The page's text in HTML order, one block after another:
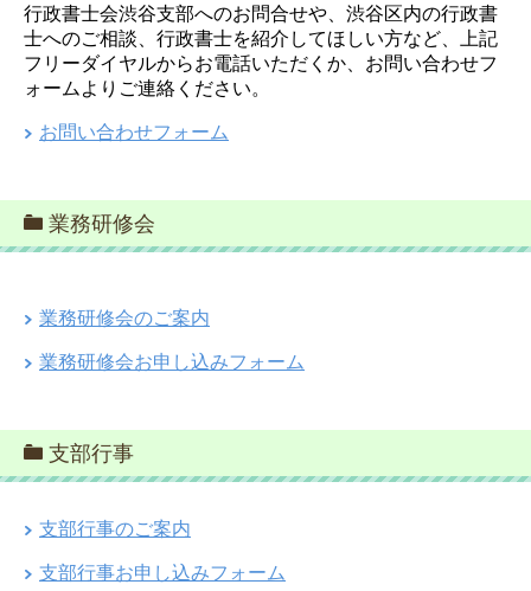
行政書士会渋谷支部へのお問合せや、渋谷区内の行政書
士へのご相談、行政書士を紹介してほしい方など、上記
フリーダイヤルからお電話いただくか、お問い合わせフ
ォームよりご連絡ください。
お問い合わせフォーム
業務研修会
業務研修会のご案内
業務研修会お申し込みフォーム
支部行事
支部行事のご案内
支部行事お申し込みフォーム